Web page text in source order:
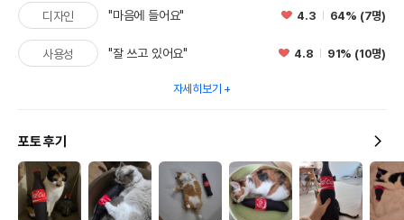
디자인 "마음에 들어요" 4.3 64% (7명)
사용성 "잘 쓰고 있어요" 4.8 91% (10명)
자세히보기
포토 후기